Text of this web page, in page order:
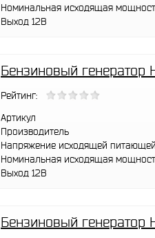
Номинальная исходящая
Выход 12В
Бензиновый генератор
Рейтинг:
Артикул
Производитель
Напряжение исходящей
Номинальная исходящая
Выход 12В
Бензиновый генератор